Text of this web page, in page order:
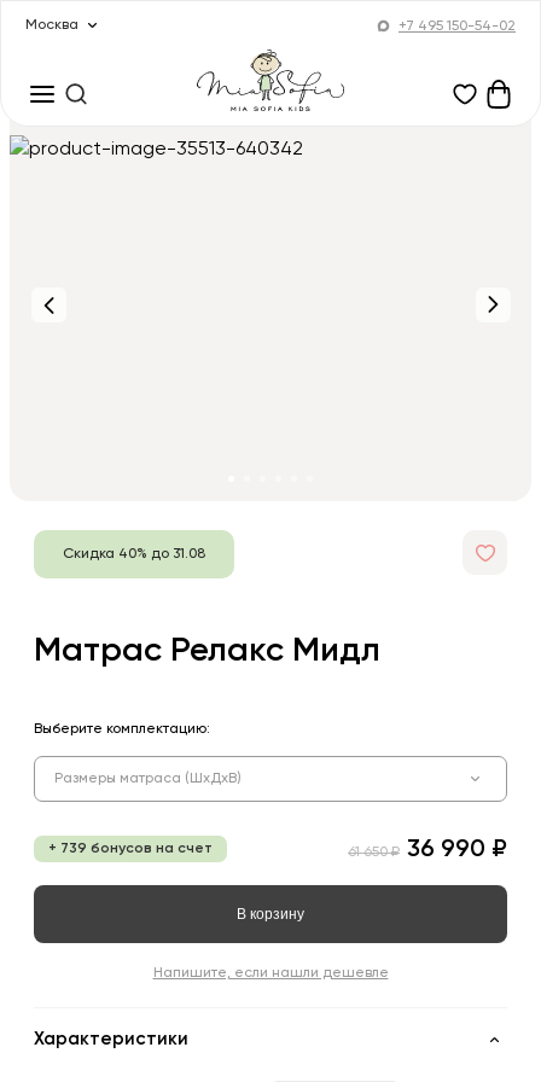
Москва +7 495 150-54-02
Скидка 40% до 31.08
Матрас Релакс Мидл
Выберите комплектацию:
Размеры матраса (ШхДхВ)
+ 739 бонусов на счет 61 650 ₽ 36 990 ₽
В корзину
Напишите, если нашли дешевле
Характеристики